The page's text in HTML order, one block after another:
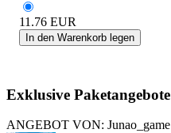
11.76 EUR
In den Warenkorb legen
Exklusive Paketangebote
ANGEBOT VON: Junao_game